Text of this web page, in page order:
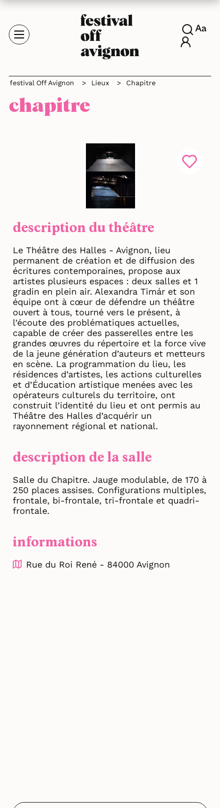
festival Off Avignon > Lieux > Chapitre
chapitre
description du théâtre
Le Théâtre des Halles - Avignon, lieu
permanent de création et de diffusion des
écritures contemporaines, propose aux
artistes plusieurs espaces : deux salles et 1
gradin en plein air. Alexandra Timár et son
équipe ont à cœur de défendre un théâtre
ouvert à tous, tourné vers le présent, à
l’écoute des problématiques actuelles,
capable de créer des passerelles entre les
grandes œuvres du répertoire et la force vive
de la jeune génération d’auteurs et metteurs
en scène. La programmation du lieu, les
résidences d’artistes, les actions culturelles
et d’Éducation artistique menées avec les
opérateurs culturels du territoire, ont
construit l’identité du lieu et ont permis au
Théâtre des Halles d’acquérir un
rayonnement régional et national.
description de la salle
Salle du Chapitre. Jauge modulable, de 170 à
250 places assises. Configurations multiples,
frontale, bi-frontale, tri-frontale et quadri-
frontale.
informations
Rue du Roi René - 84000 Avignon